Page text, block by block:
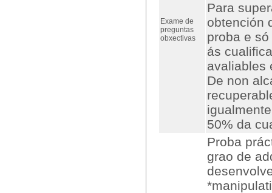
Exame de
preguntas
obxectivas
Para
obtención
proba e
ás
avaliables
De non
50% da
Proba
grao de